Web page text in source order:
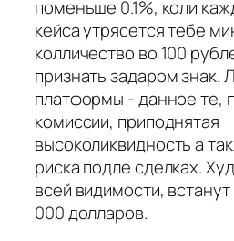
поменьше 0.1%, коли
кейса утрясется тебе
колличество во 100
признать задаром знак.
платформы - данное те,
комиссии, приподнятая
высоколиквидность а
риска подле сделках.
всей видимости,
000 долларов.